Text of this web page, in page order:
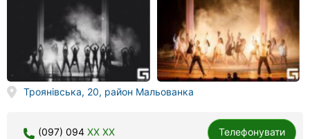
Троянівська, 20, район Мальованка
(097) 094 XX XX Телефонувати